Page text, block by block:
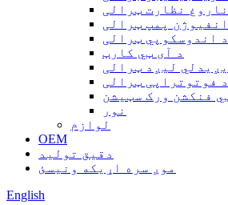
نظارت ټرالی
پمپ ټرالی
د اندوسکوپي ټرالی
د آی ټي کارټ
لیږد ټرالی
د فوتوتراپی ټرالی
فنکشن ورک سټیشن
نور
لوازم
OEM
دقیق تولید
موږ سره اړیکه ونیسئ
English